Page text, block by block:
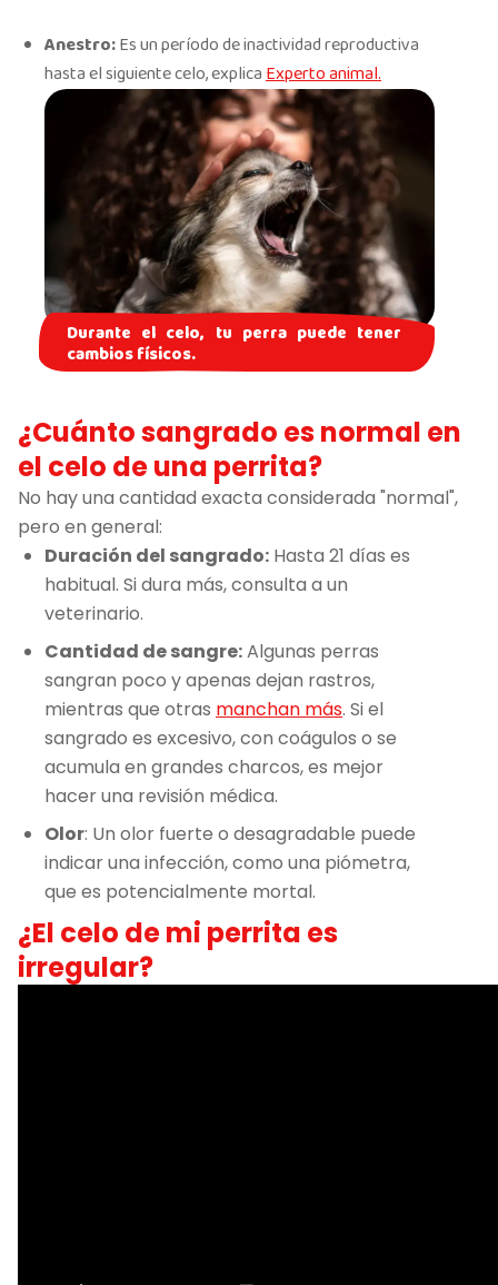
Anestro:Es un período de inactividad reproductiva
hasta el siguiente celo, explicaExperto animal.
Durante el celo, tu perra puede tener
cambios físicos.
¿Cuánto sangrado es normal en
el celo de una perrita?
No hay una cantidad exacta considerada "normal",
pero en general:
Duración del sangrado: Hasta 21 días es
habitual. Si dura más, consulta a un
veterinario.
Cantidad de sangre:Algunas perras
sangran poco y apenas dejan rastros,
mientras que otras manchan más. Si el
sangrado es excesivo, con coágulos o se
acumula en grandes charcos, es mejor
hacer una revisión médica.
Olor: Un olor fuerte o desagradable puede
indicar una infección, como una piómetra,
que es potencialmente mortal.
¿El celo de mi perrita es
irregular?